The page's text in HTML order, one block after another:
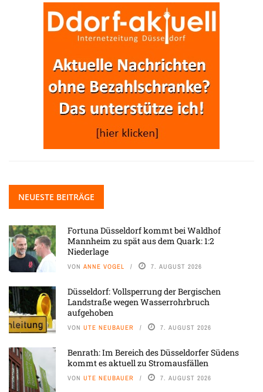
NEUESTE BEITRÄGE
Fortuna Düsseldorf kommt bei Waldhof
Mannheim zu spät aus dem Quark: 1:2
Niederlage
VON ANNE VOGEL 7. AUGUST 2026
Düsseldorf: Vollsperrung der Bergischen
Landstraße wegen Wasserrohrbruch
aufgehoben
VON UTE NEUBAUER 7. AUGUST 2026
Benrath: Im Bereich des Düsseldorfer Südens
kommt es aktuell zu Stromausfällen
VON UTE NEUBAUER 7. AUGUST 2026